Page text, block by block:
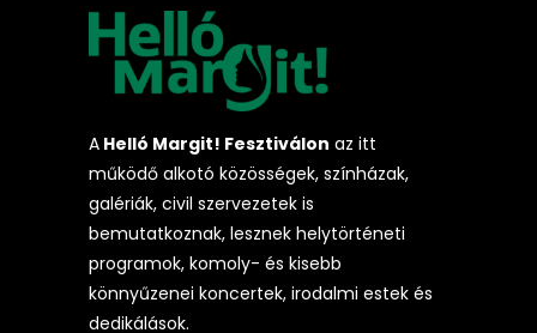
A Helló Margit! Fesztiválon az itt
működő alkotó közösségek, színházak,
galériák, civil szervezetek is
bemutatkoznak, lesznek helytörténeti
programok, komoly- és kisebb
könnyűzenei koncertek, irodalmi estek és
dedikálások.